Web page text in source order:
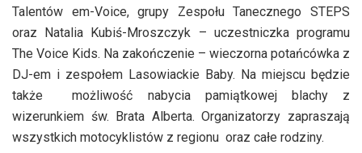
Talentów em-Voice, grupy Zespołu Tanecznego STEPS
oraz Natalia Kubiś-Mroszczyk – uczestniczka programu
The Voice Kids. Na zakończenie – wieczorna potańcówka z
DJ-em i zespołem Lasowiackie Baby. Na miejscu będzie
także możliwość nabycia pamiątkowej blachy z
wizerunkiem św. Brata Alberta. Organizatorzy zapraszają
wszystkich motocyklistów z regionu oraz całe rodziny.